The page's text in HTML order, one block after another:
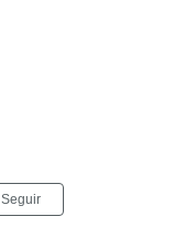
Seguir